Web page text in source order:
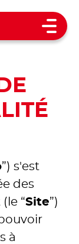
Open
”) s'est
des
“Site”)
à